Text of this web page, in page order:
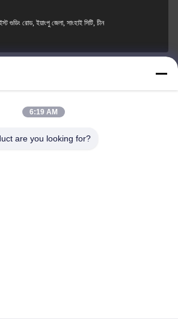
গুডিং রোড, ইয়াংপু জেলা, সাংহাই সিটি, চীন
6:19 AM
are you looking for?